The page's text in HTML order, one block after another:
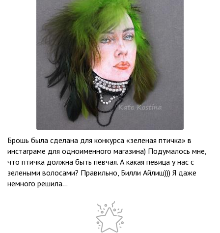
Брошь была сделана для конкурса «зеленая птичка» в
инстаграме для одноименного магазина) Подумалось мне,
что птичка должна быть певчая. А какая певица у нас с
зелеными волосами? Правильно, Билли Айлиш))) Я даже
немного решила...